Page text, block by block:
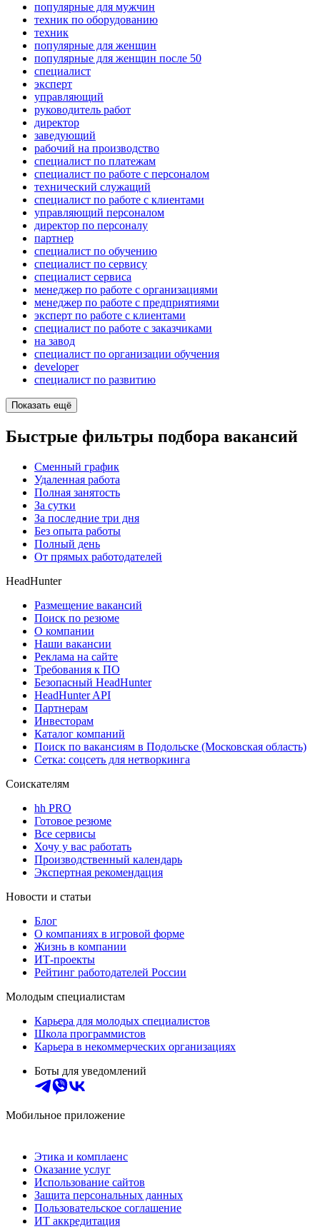
популярные для мужчин
техник по оборудованию
техник
популярные для женщин
популярные для женщин после 50
специалист
эксперт
управляющий
руководитель работ
директор
заведующий
рабочий на производство
специалист по платежам
специалист по работе с персоналом
технический служащий
специалист по работе с клиентами
управляющий персоналом
директор по персоналу
партнер
специалист по обучению
специалист по сервису
специалист сервиса
менеджер по работе с организациями
менеджер по работе с предприятиями
эксперт по работе с клиентами
специалист по работе с заказчиками
на завод
специалист по организации обучения
developer
специалист по развитию
Показать ещё
Быстрые фильтры подбора вакансий
Сменный график
Удаленная работа
Полная занятость
За сутки
За последние три дня
Без опыта работы
Полный день
От прямых работодателей
HeadHunter
Размещение вакансий
Поиск по резюме
О компании
Наши вакансии
Реклама на сайте
Требования к ПО
Безопасный HeadHunter
HeadHunter API
Партнерам
Инвесторам
Каталог компаний
Поиск по вакансиям в Подольске (Московская область)
Сетка: соцсеть для нетворкинга
Соискателям
hh PRO
Готовое резюме
Все сервисы
Хочу у вас работать
Производственный календарь
Экспертная рекомендация
Новости и статьи
Блог
О компаниях в игровой форме
Жизнь в компании
ИТ-проекты
Рейтинг работодателей России
Молодым специалистам
Карьера для молодых специалистов
Школа программистов
Карьера в некоммерческих организациях
Боты для уведомлений
Мобильное приложение
Этика и комплаенс
Оказание услуг
Использование сайтов
Защита персональных данных
Пользовательское соглашение
ИТ аккредитация